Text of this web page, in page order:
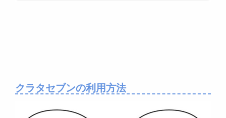
クラタセブンの利用方法